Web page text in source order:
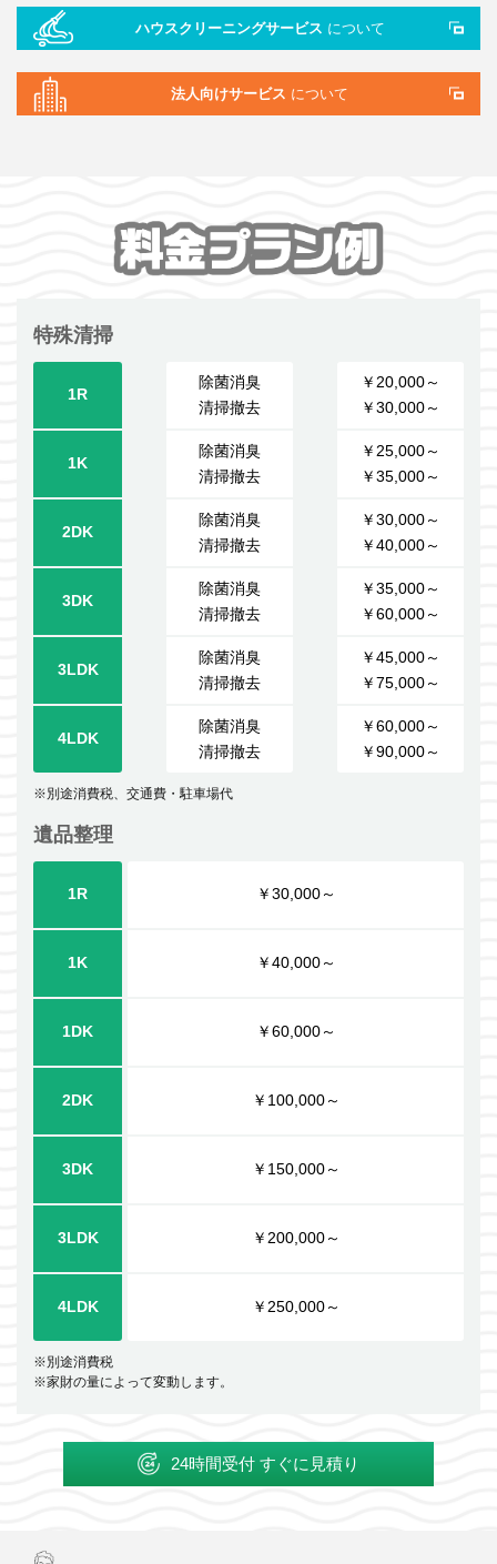
ハウスクリーニングサービス について
法人向けサービス について
特殊清掃
1R
除菌消臭
清掃撤去
￥20,000～
￥30,000～
1K
除菌消臭
清掃撤去
￥25,000～
￥35,000～
2DK
除菌消臭
清掃撤去
￥30,000～
￥40,000～
3DK
除菌消臭
清掃撤去
￥35,000～
￥60,000～
3LDK
除菌消臭
清掃撤去
￥45,000～
￥75,000～
4LDK
除菌消臭
清掃撤去
￥60,000～
￥90,000～
※別途消費税、交通費・駐車場代
遺品整理
1R ￥30,000～
1K ￥40,000～
1DK ￥60,000～
2DK ￥100,000～
3DK ￥150,000～
3LDK ￥200,000～
4LDK ￥250,000～
※別途消費税
※家財の量によって変動します。
24時間受付 すぐに見積り